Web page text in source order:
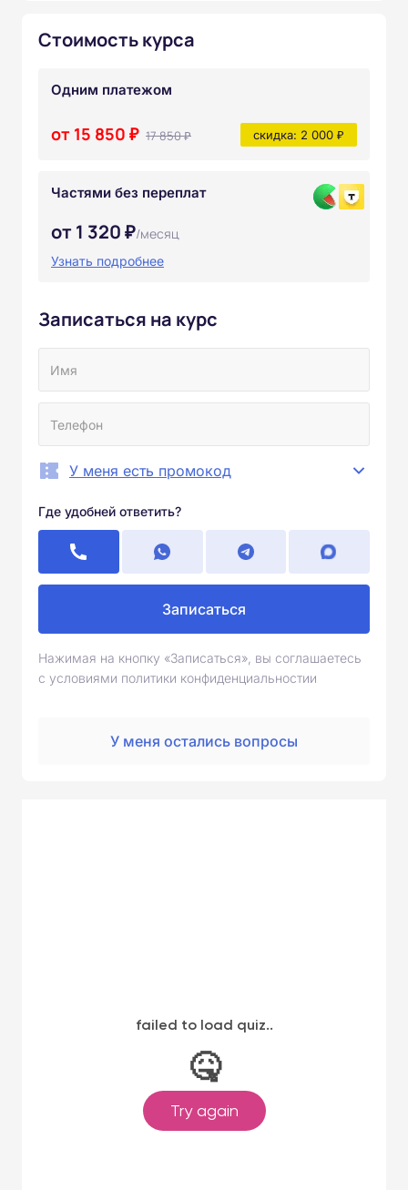
Стоимость курса
Одним платежом
от 15 850 ₽ 17 850 ₽ скидка: 2 000 ₽
Частями без переплат
от 1 320 ₽/месяц
Узнать подробнее
Записаться на курс
У меня есть промокод
Где удобней ответить?
Записаться
Нажимая на кнопку «Записаться», вы соглашаетесь
с условиями политики конфиденциальностии
У меня остались вопросы